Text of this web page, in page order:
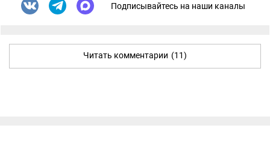
Подписывайтесь на наши каналы
Читать комментарии (11)